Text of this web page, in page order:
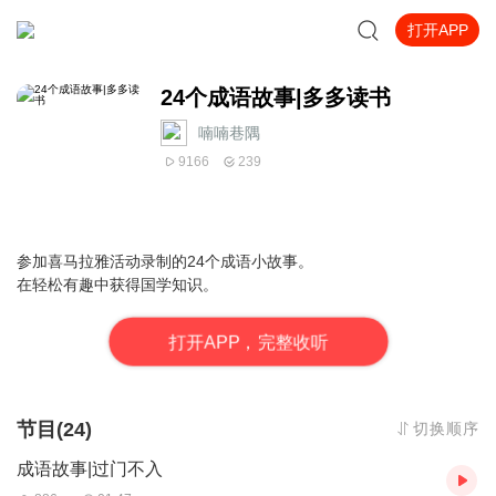
打开APP
24个成语故事|多多读书
喃喃巷隅
9166 239
参加喜马拉雅活动录制的24个成语小故事。
在轻松有趣中获得国学知识。
打开APP，完整收听
节目(24) 切换顺序
成语故事|过门不入